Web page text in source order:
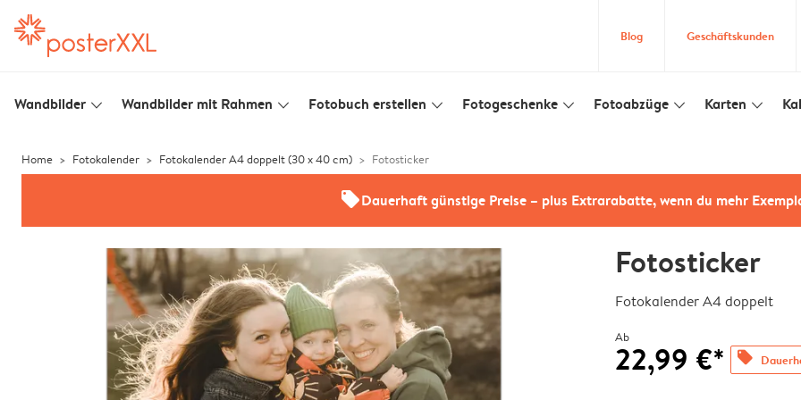
Blog Geschäftskunden
Wandbilder slim_arrow_down Wandbilder mit Rahmen slim_arrow_down Fotobuch erstellen slim_arrow_down Fotogeschenke slim_arrow_down Fotoabzüge slim_arrow_down Karten slim_arrow_down
Home Fotokalender Fotokalender A4 doppelt (30 x 40 cm) Fotosticker
offersDauerhaft günstige Preise – plus Extrarabatte, wenn du mehr
Fotosticker
Fotokalender A4 doppelt
Ab
22,99 €* offers